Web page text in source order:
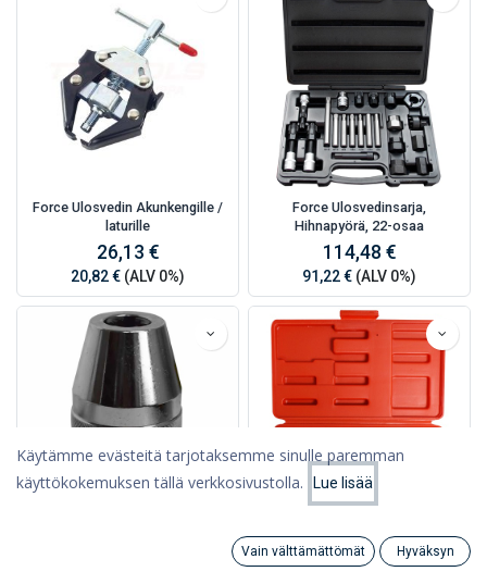
Suosituimmat
Category
Force Ulosvedin Akunkengille /
laturille
26,13 €
20,82 € (ALV 0%)
Force Ulosvedinsarja,
Hihnapyörä, 22-osaa
114,48 €
91,22 € (ALV 0%)
Force Ulosvedinsarja
176,06 €
Käytämme evästeitä tarjotaksemme sinulle paremman
käyttökokemuksen tällä verkkosivustolla.
Lue lisää
Vain välttämättömät Hyväksyn